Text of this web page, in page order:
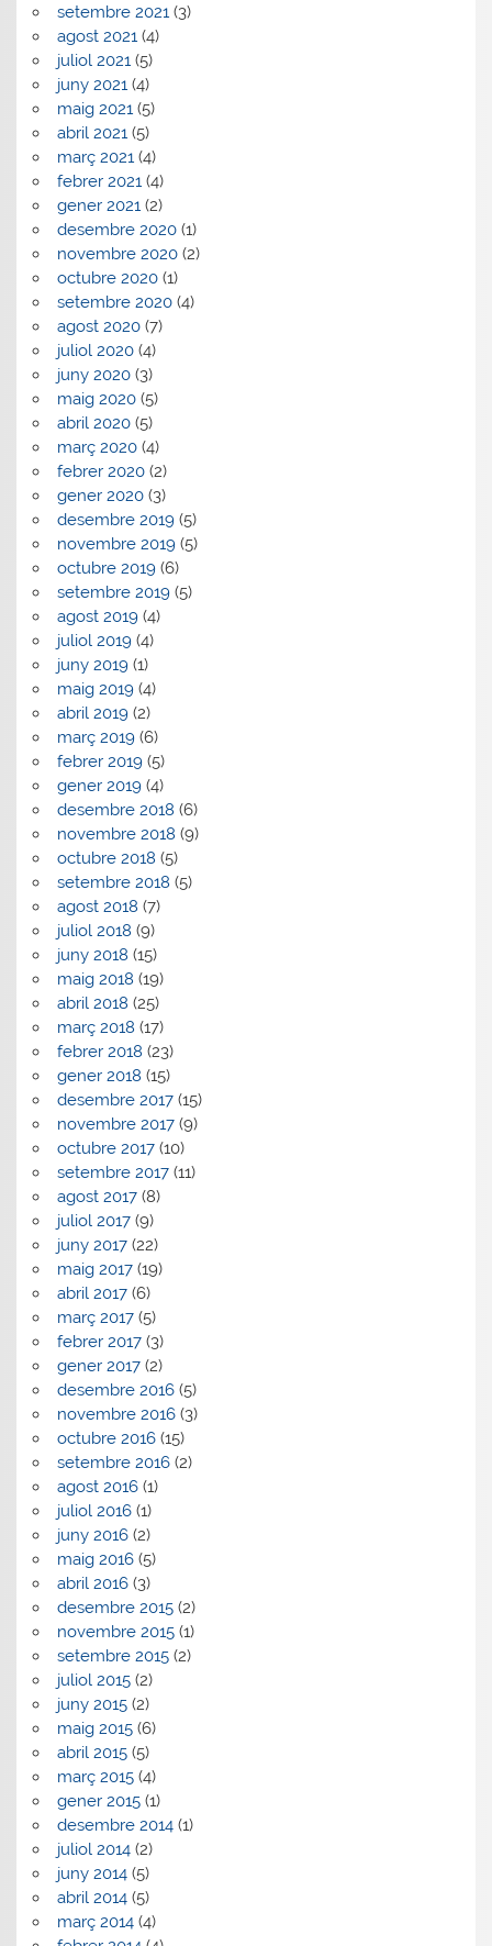
setembre 2021(3)
agost 2021(4)
juliol 2021(5)
juny 2021(4)
maig 2021(5)
abril 2021(5)
març 2021(4)
febrer 2021(4)
gener 2021(2)
desembre 2020(1)
novembre 2020(2)
octubre 2020(1)
setembre 2020(4)
agost 2020(7)
juliol 2020(4)
juny 2020(3)
maig 2020(5)
abril 2020(5)
març 2020(4)
febrer 2020(2)
gener 2020(3)
desembre 2019(5)
novembre 2019(5)
octubre 2019(6)
setembre 2019(5)
agost 2019(4)
juliol 2019(4)
juny 2019(1)
maig 2019(4)
abril 2019(2)
març 2019(6)
febrer 2019(5)
gener 2019(4)
desembre 2018 (6)
novembre 2018 (9)
octubre 2018 (5)
setembre 2018 (5)
agost 2018 (7)
juliol 2018 (9)
juny 2018 (15)
maig 2018 (19)
abril 2018 (25)
març 2018 (17)
febrer 2018 (23)
gener 2018 (15)
desembre 2017(15)
novembre 2017(9)
octubre 2017(10)
setembre 2017(11)
agost 2017(8)
juliol 2017(9)
juny 2017(22)
maig 2017(19)
abril 2017(6)
març 2017(5)
febrer 2017(3)
gener 2017(2)
desembre 2016(5)
novembre 2016(3)
octubre 2016(15)
setembre 2016(2)
agost 2016(1)
juliol 2016(1)
juny 2016(2)
maig 2016(5)
abril 2016(3)
desembre 2015(2)
novembre 2015(1)
setembre 2015(2)
juliol 2015(2)
juny 2015(2)
maig 2015(6)
abril 2015(5)
març 2015(4)
gener 2015(1)
desembre 2014(1)
juliol 2014(2)
juny 2014(5)
abril 2014(5)
març 2014(4)